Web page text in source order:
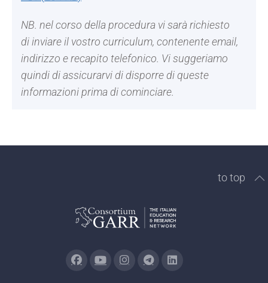
NB. nel corso della procedura vi sarà richiesto
di inviare il vostro curriculum, contenente email,
indirizzo e recapito telefonico. Vi suggeriamo
quindi di assicurarvi di disporre di queste
informazioni prima di cominciare.
to top